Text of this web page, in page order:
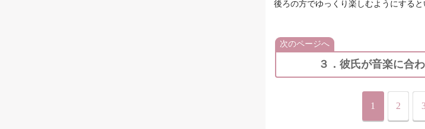
後ろの方でゆっくり楽しむようにすると
次のページへ
３．彼氏が音楽に合
1 2